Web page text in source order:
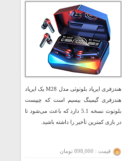
هندزفری ایرپاد بلوتوثی مدل M28 یک ایرپاد
هندزفری گیمینگ بیسیم است که چیپست
بلوتوث نسخه 5.1 دارد که باعث می‌شود تا
در بازی کمترین تأخیر را داشته باشید.
قیمت : 898,000 تومان